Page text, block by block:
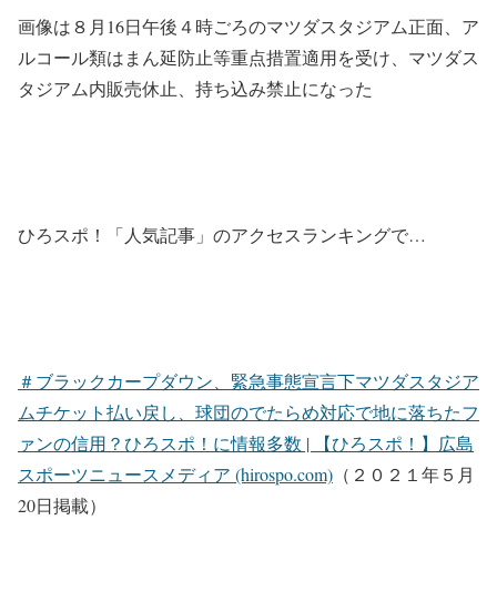
画像は８月16日午後４時ごろのマツダスタジアム正面、ア
ルコール類はまん延防止等重点措置適用を受け、マツダス
タジアム内販売休止、持ち込み禁止になった
ひろスポ！「人気記事」のアクセスランキングで…
＃ブラックカープダウン、緊急事態宣言下マツダスタジア
ムチケット払い戻し、球団のでたらめ対応で地に落ちたフ
ァンの信用？ひろスポ！に情報多数 | 【ひろスポ！】広島
スポーツニュースメディア (hirospo.com) （２０２１年５月
20日掲載）